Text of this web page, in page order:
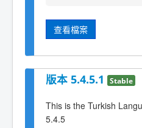
查看檔案
版本 5.4.5.1 Stable
This is the Turkish
5.4.5